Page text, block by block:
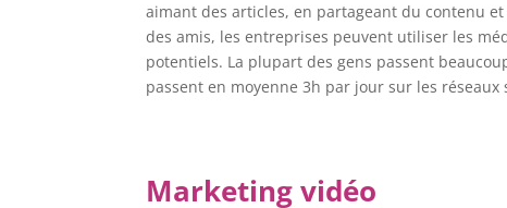
aimant des articles, en partageant du contenu et
des amis, les entreprises peuvent utiliser les
potentiels. La plupart des gens passent
passent en moyenne 3h par jour sur les réseaux
Marketing vidéo